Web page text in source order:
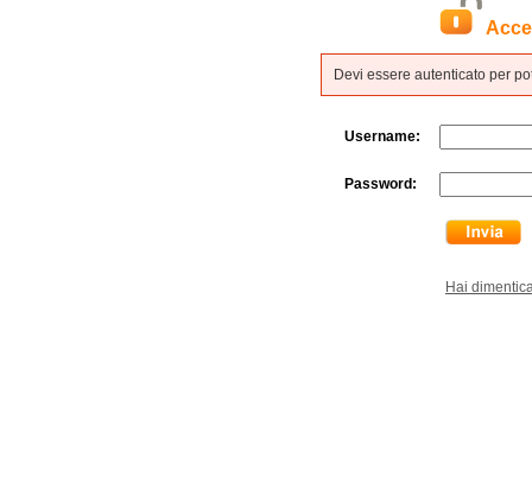
Devi essere autenticato per
Username:
Password:
Hai